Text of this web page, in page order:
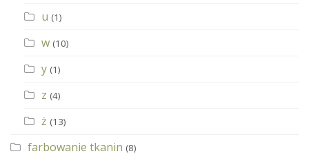
u (1)
w (10)
y (1)
z (4)
ż (13)
farbowanie tkanin (8)